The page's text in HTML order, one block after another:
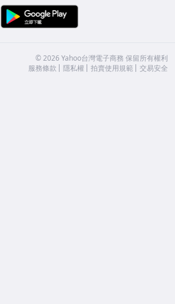
APP Store
©2026 Yahoo台灣電子商務 保留所有權利
服務條款
隱私權 拍賣使用規範 交易安全